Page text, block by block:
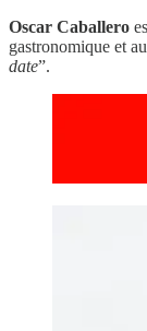
Oscar Caballero
gastronomique et
date”.